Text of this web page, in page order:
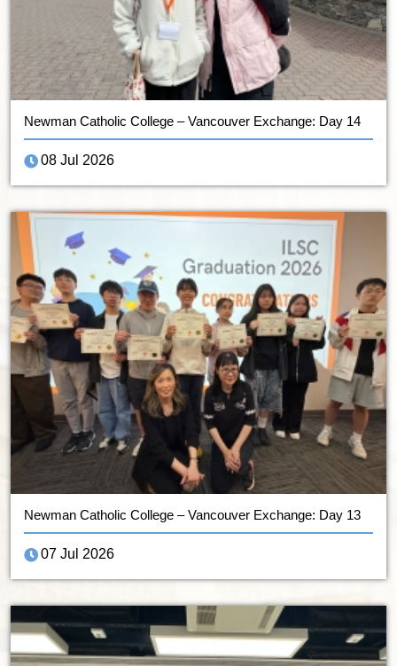
Newman Catholic College – Vancouver Exchange: Day 14
08 Jul 2026
Newman Catholic College – Vancouver Exchange: Day 13
07 Jul 2026